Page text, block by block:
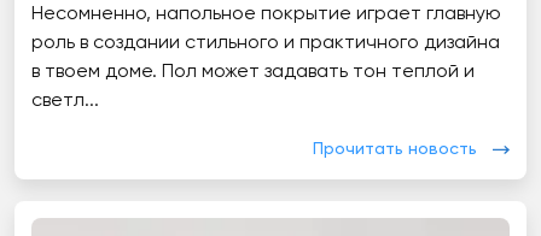
Несомненно, напольное покрытие играет главную
роль в создании стильного и практичного дизайна
в твоем доме. Пол может задавать тон теплой и
светл...
Прочитать новость